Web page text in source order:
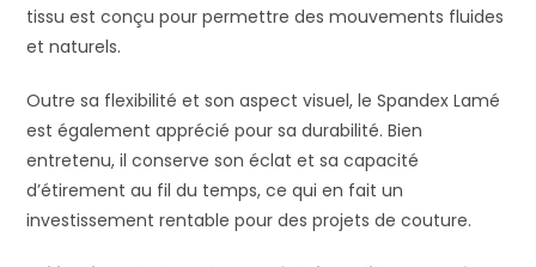
tissu est conçu pour permettre des mouvements fluides
et naturels.
Outre sa flexibilité et son aspect visuel, le Spandex Lamé
est également apprécié pour sa durabilité. Bien
entretenu, il conserve son éclat et sa capacité
d’étirement au fil du temps, ce qui en fait un
investissement rentable pour des projets de couture.